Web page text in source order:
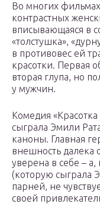
Во многих
контрастных
вписывающаяся в
«толстушка»,
в противовес ей
красотки. Первая
вторая глупа, но
у мужчин.
Комедия
сыграла Эмили
каноны. Главная
внешность далека
уверена в себе –
(которую сыграла
парней, не
своей